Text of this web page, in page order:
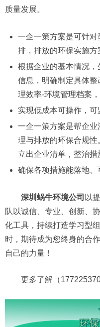
质量发展。
一企一策方案是可针对
排，排放的环保实施方
根据企业的基本情况
信息，明确制定具体
理效率-环境管理档案
实现低成本可操作，可
一企一策方案是帮企
理与排放的环保合规
立出企业清单，整治措
确保各项措施能落地、
深圳蜗牛环境公司 以
队以诚信、专业、创新、
化工具，持续打造学习型
时，期待成为您终身的合
自己的力量！
更多了解（